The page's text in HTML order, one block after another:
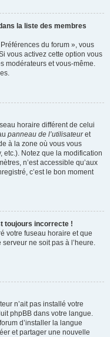
la liste des membres
du forum », vous
vous activez cette option vous
modérateurs et vous-même.
horaire différent de celui
panneau de l’utilisateuret
à la zone où vous vous
etc.). Notez que la modification
n’est accessible qu’aux
c’est le bon moment
toujours incorrecte !
votre fuseau horaire et que
ne soit pas à l’heure.
n’ait pas installé votre
phpBB dans votre langue.
d’installer la langue
et partager une nouvelle